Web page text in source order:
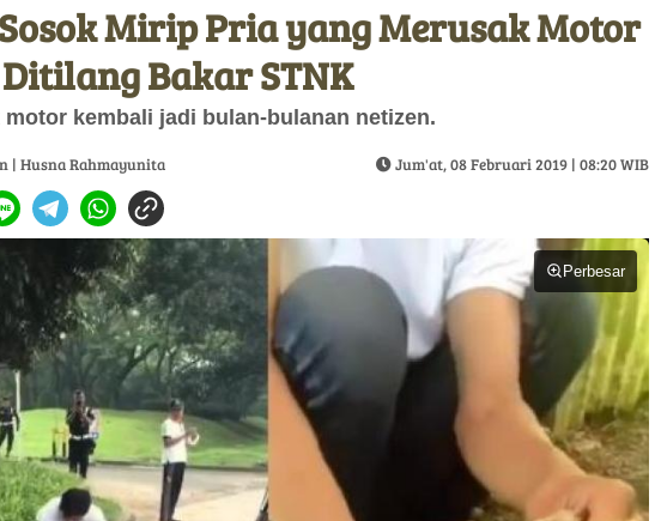
Mirip Pria yang Merusak Motor
Bakar STNK
motor kembali jadi bulan-bulanan netizen.
| Husna Rahmayunita Jum'at, 08 Februari 2019 | 08:20 WIB
Perbesar